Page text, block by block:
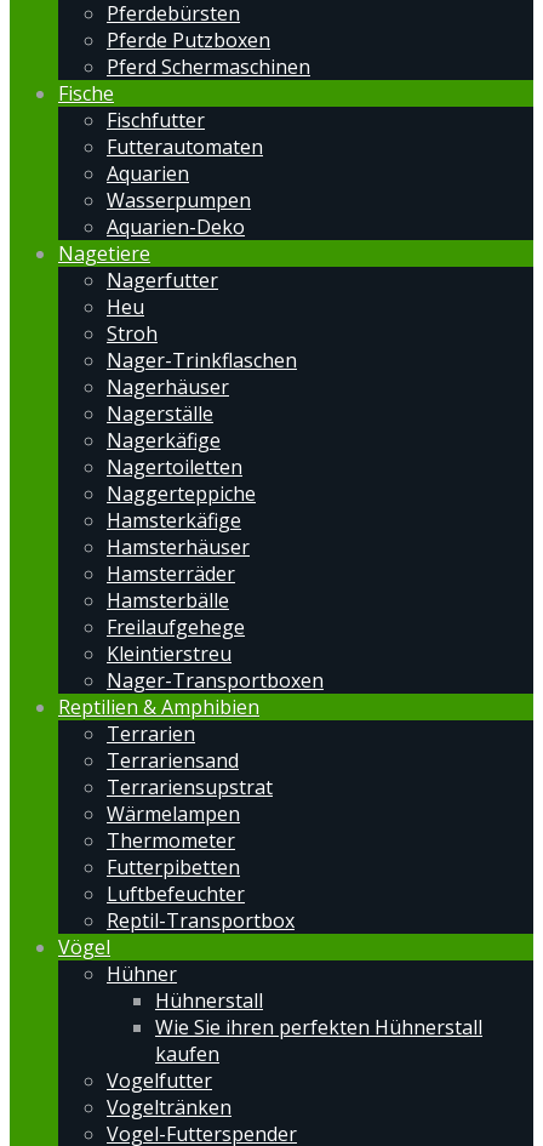
Pferdebürsten
Pferde Putzboxen
Pferd Schermaschinen
Fische
Fischfutter
Futterautomaten
Aquarien
Wasserpumpen
Aquarien-Deko
Nagetiere
Nagerfutter
Heu
Stroh
Nager-Trinkflaschen
Nagerhäuser
Nagerställe
Nagerkäfige
Nagertoiletten
Naggerteppiche
Hamsterkäfige
Hamsterhäuser
Hamsterräder
Hamsterbälle
Freilaufgehege
Kleintierstreu
Nager-Transportboxen
Reptilien & Amphibien
Terrarien
Terrariensand
Terrariensupstrat
Wärmelampen
Thermometer
Futterpibetten
Luftbefeuchter
Reptil-Transportbox
Vögel
Hühner
Hühnerstall
Wie Sie ihren perfekten Hühnerstall
kaufen
Vogelfutter
Vogeltränken
Vogel-Futterspender